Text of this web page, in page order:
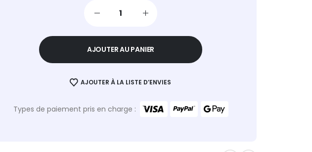
AJOUTER AU PANIER
AJOUTER À LA LISTE D’ENVIES
Types de paiement pris en charge :